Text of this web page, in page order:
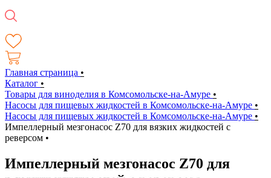
Главная страница •
Каталог •
Товары для виноделия в Комсомольске-на-Амуре •
Насосы для пищевых жидкостей в Комсомольске-на-Амуре •
Насосы для пищевых жидкостей в Комсомольске-на-Амуре •
Импеллерный мезгонасос Z70 для вязких жидкостей с
реверсом •
Импеллерный мезгонасос Z70 для